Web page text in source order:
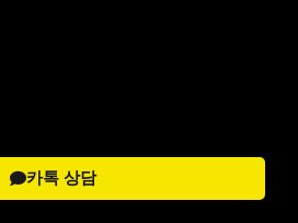
카톡 상담